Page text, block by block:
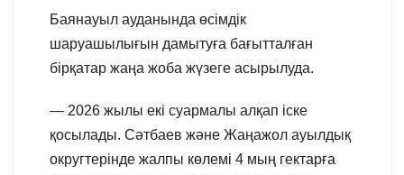
Баянауыл ауданында өсімдік
шаруашылығын дамытуға бағытталған
бірқатар жаңа жоба жүзеге асырылуда.
— 2026 жылы екі суармалы алқап іске
қосылады. Сәтбаев және Жаңажол ауылдық
округтерінде жалпы көлемі 4 мың гектарға